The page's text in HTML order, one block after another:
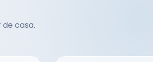
de casa.